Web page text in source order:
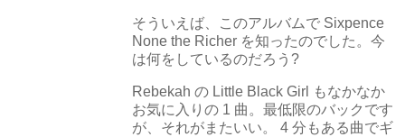
そういえば、このアルバムで Sixpence
None the Richer を知ったのでした。今
は何をしているのだろう?
Rebekah の Little Black Girl もなかなか
お気に入りの 1 曲。最低限のバックです
が、それがまたいい。 4 分もある曲でギ